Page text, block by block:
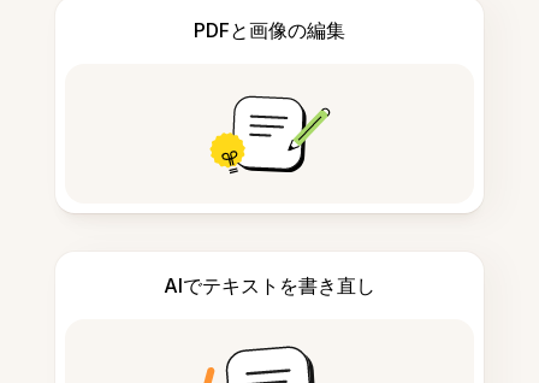
PDFと画像の編集
AIでテキストを書き直し